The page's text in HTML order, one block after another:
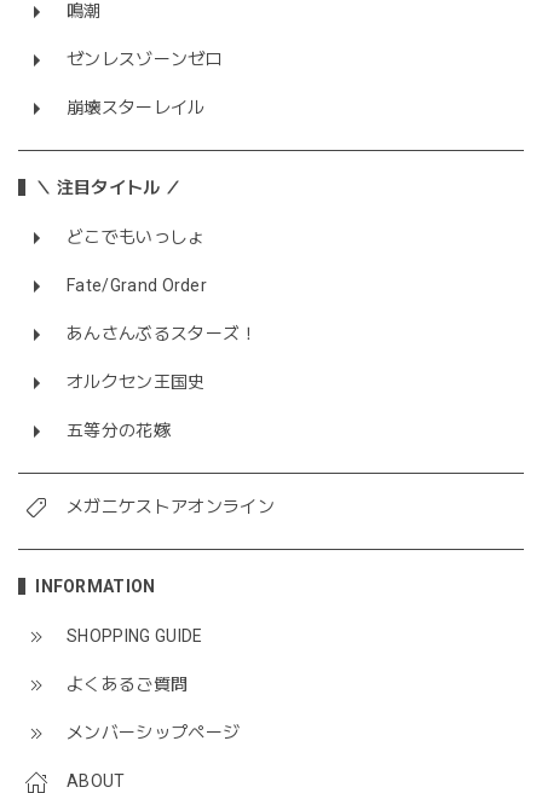
鳴潮
ゼンレスゾーンゼロ
崩壊スターレイル
＼ 注目タイトル ／
どこでもいっしょ
Fate/Grand Order
あんさんぶるスターズ！
オルクセン王国史
五等分の花嫁
メガニケストアオンライン
INFORMATION
SHOPPING GUIDE
よくあるご質問
メンバーシップページ
ABOUT